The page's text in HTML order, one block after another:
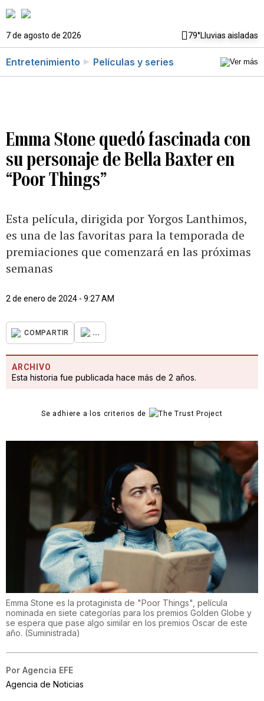
7 de agosto de 2026 79°Lluvias aisladas
Entretenimiento Películas y series
Emma Stone quedó fascinada con
su personaje de Bella Baxter en
“Poor Things”
Esta película, dirigida por Yorgos Lanthimos,
es una de las favoritas para la temporada de
premiaciones que comenzará en las próximas
semanas
2 de enero de 2024 - 9:27 AM
COMPARTIR ...
ARCHIVO
Esta historia fue publicada hace más de 2 años.
Se adhiere a los criterios de
Emma Stone es la protaginista de "Poor Things", película
nominada en siete categorías para los premios Golden Globe y
se espera que pase algo similar en los premios Oscar de este
año. (Suministrada)
Por Agencia EFE
Agencia de Noticias